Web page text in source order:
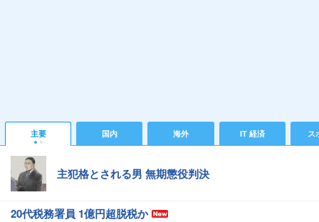
主要 国内 海外 IT 経済 ス
主犯格とされる男 無期懲役判決
20代税務署員 1億円超脱税か